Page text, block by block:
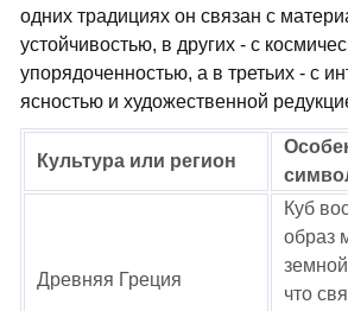
одних традициях он связан с
устойчивостью, в других - с
упорядоченностью, а в третьих - с
ясностью и художественной
Культура или регион
Древняя Греция
Куб
образ
что